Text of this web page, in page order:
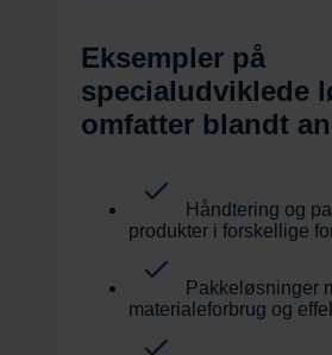
Eksempler på
specialudviklede
omfatter blandt
Håndtering og
produkter i forskellige
Pakkeløsninger
materialeforbrug og